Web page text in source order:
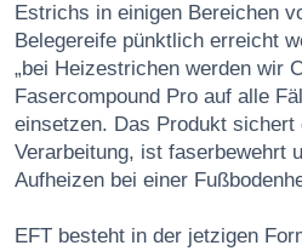
Estrichs in einigen Bereichen
Belegereife pünktlich erreicht
„bei Heizestrichen werden wir
Fasercompound Pro auf alle
einsetzen. Das Produkt sichert
Verarbeitung, ist faserbewehrt
Aufheizen bei einer
EFT besteht in der jetzigen